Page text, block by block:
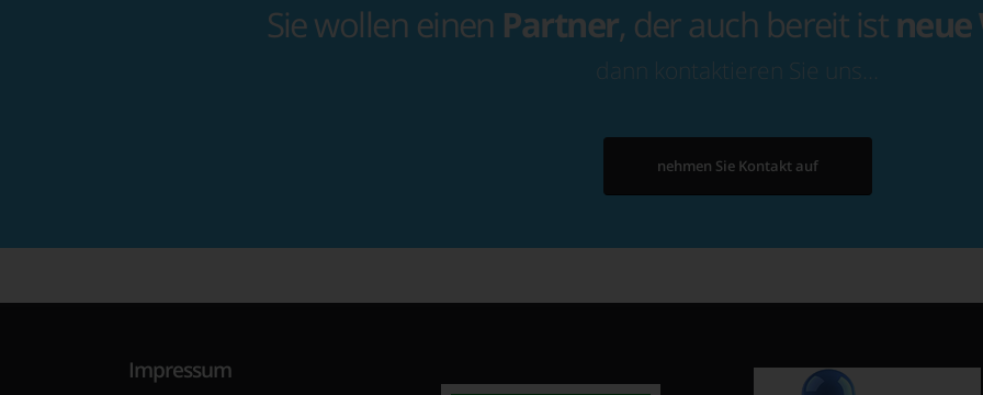
Sie wollen einen Partner, der auch bereit ist neue
dann kontaktieren Sie uns…
nehmen Sie Kontakt auf
Impressum